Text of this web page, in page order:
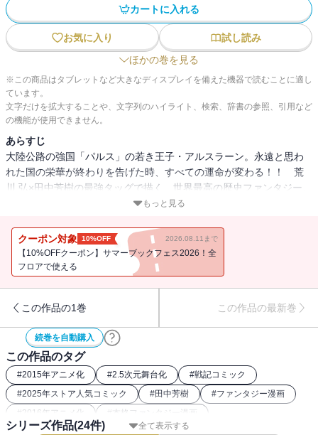
カートに入れる
お気に入り
試し読み
ほかの巻を見る
※この商品はタブレットなど大きなディスプレイを備えた機器で読むことに適し
ています。
文字だけを拡大することや、文字列のハイライト、検索、辞書の参照、引用など
の機能が使用できません。
あらすじ
大陸公路の強国「パルス」の若き王子・アルスラーン。永遠と思わ
れた国の栄華が終わりを告げた時、すべての運命が変わる！！ 荒
川 弘×田中芳樹の最強タッグで描く、世界最高の歴史ファンタジー、
暗黒の伝説再び――蛇王ザッハーク復活。
魔道士たちの企みにより、地獄と化した王都。異形の魔物が民を襲
王・アンドラゴラスの肉体を手に入れ、現世に降臨する。パルス軍
を率い、狙うはアルスラーンの命…！ 蛇王討伐を決意したアルスラ
ーンに、魔に支配された王都が牙を剥くく！！
もっと見る
クーポン対象 10%OFF 2026.08.11まで
【10%OFFクーポン】サマーブックフェス2026！全
フロアで使える
この作品の1巻 この作品の最新巻
続巻を自動購入
この作品のタグ
#2015年アニメ化 #2.5次元舞台化 #戦記コミック
#2025年ストア人気コミック #田中芳樹 #ファンタジー漫画
#2016年アニメ化 # 本格ファンタジー漫画
全て表示する
シリーズ作品(24件)